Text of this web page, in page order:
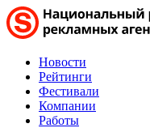
Новости
Рейтинги
Фестивали
Компании
Работы